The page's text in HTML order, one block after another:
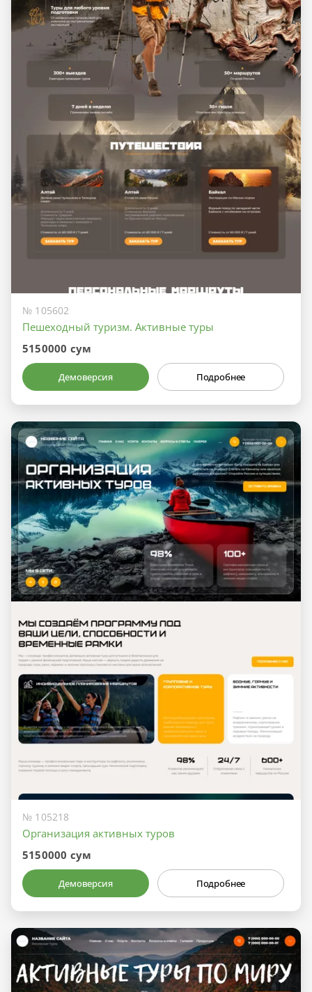
№ 105602
Пешеходный туризм. Активные туры
5150000 сум
Демоверсия Подробнее
№ 105218
Организация активных туров
5150000 сум
Демоверсия Подробнее